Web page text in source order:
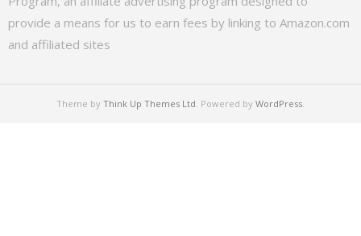
provide a means for us to earn fees by linking to Amazon.com
and affiliated sites
Theme by Think Up Themes Ltd. Powered by WordPress.